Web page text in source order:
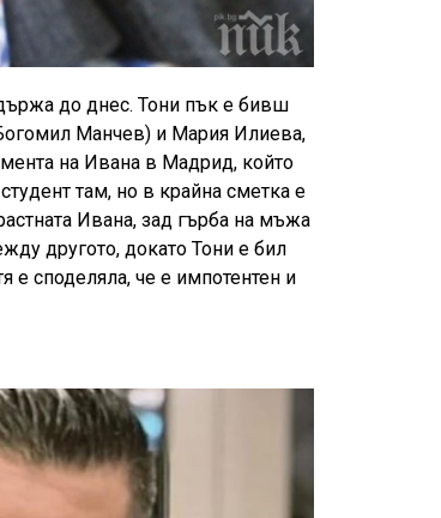
до днес. Тони пък е бивш
Манчев) и Мария Илиева,
на Ивана в Мадрид, който
там, но в крайна сметка е
Ивана, зад гърба на мъжа
другото, докато Тони е бил
споделяла, че е импотентен и